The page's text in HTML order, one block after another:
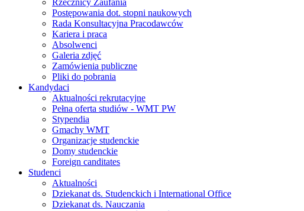
Rzecznicy Zaufania
Postępowania dot. stopni naukowych
Rada Konsultacyjna Pracodawców
Kariera i praca
Absolwenci
Galeria zdjęć
Zamówienia publiczne
Pliki do pobrania
Kandydaci
Aktualności rekrutacyjne
Pełna oferta studiów - WMT PW
Stypendia
Gmachy WMT
Organizacje studenckie
Domy studenckie
Foreign canditates
Studenci
Aktualności
Dziekanat ds. Studenckich i International Office
Dziekanat ds. Nauczania